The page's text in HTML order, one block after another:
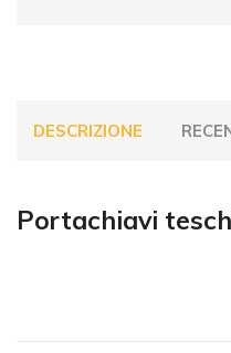
DESCRIZIONE
Portachiavi